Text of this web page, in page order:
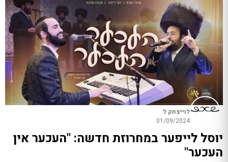
לוייצחק ל
01/09/2024
יוסל לייפער במחרוזת חדשה: "העכער אין
העכער"